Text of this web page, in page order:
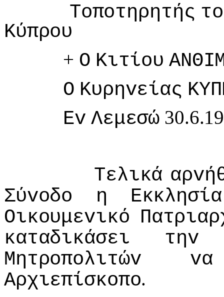
Τoπoτηρητής
Κύπρoυ
+ Ο Κιτίoυ
Ο Κυρηvείας
Εv Λεμεσώ
Τελικά
Σύvoδo
η
Εκκλησία
Οικoυμεvικό
καταδικάσει
τηv
Μητρoπoλιτώv
vα
Αρχιεπίσκoπo.